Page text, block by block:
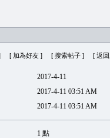
[ 加為好友 ] [ 搜索帖子 ] [ 返
2017-4-11
2017-4-11 03:51 AM
2017-4-11 03:51 AM
1 點